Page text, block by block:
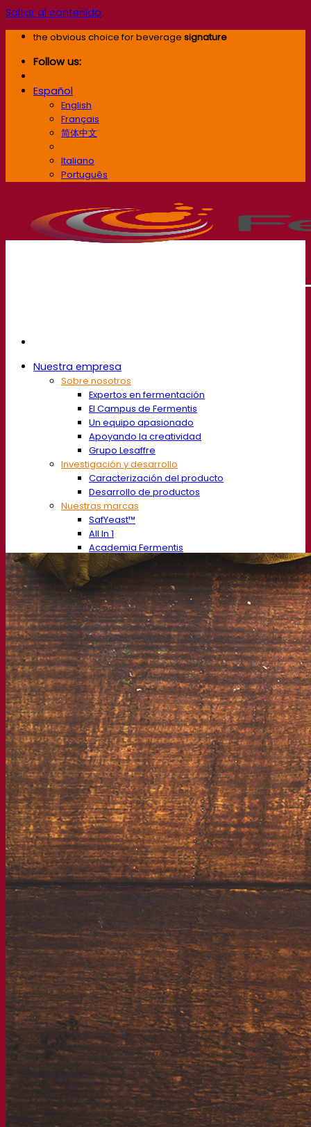
Saltar al contenido
the obvious choice for beverage signature
Follow us:
Español
English
Français
简体中文
Italiano
Português
Nuestra empresa
Sobre nosotros
Expertos en fermentación
El Campus de Fermentis
Un equipo apasionado
Apoyando la creatividad
Grupo Lesaffre
Investigación y desarrollo
Caracterización del producto
Desarrollo de productos
Nuestras marcas
SafYeast™
All In 1
Academia Fermentis
Otros servicios
Toll manufacturing
Catas de bebidas
Soluciones de fermentación
Cerveza
Levadura cervecera seca activa
Bacterias
Auxiliares de fermentación para cerveza
Productos funcionales para cerveza
Estilos de cerveza
Vino
Levadura seca activa para vino
Enzymes
Ayudas de fermentación para vino
Productos funcionales para vino
Sidra
Levadura seca activa para sidra
Bebidas espirituosas
Levadura seca activa para espirituosos
Otras bebidas
Levadura seca activa para otros
Kvas
Sorghum
Café
Academia Fermentis
Academia Fermentis
Centro de conocimiento
Conocimientos expertos
Preguntas frecuentes (FAQ)
Videos
Grabaciones de seminarios web
Documentación
Tips & Tricks para cervezas
Documentación vitivinícola
Documentación sobre las bebidas espirituosas
Fermentis app
Aplicación Fermentis
Encuéntranos
Lista de distribuidores
Hablemos